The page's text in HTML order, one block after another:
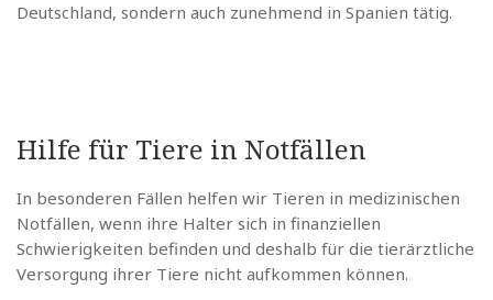
Deutschland, sondern auch zunehmend in Spanien tätig.
Hilfe für Tiere in Notfällen
In besonderen Fällen helfen wir Tieren in medizinischen
Notfällen, wenn ihre Halter sich in finanziellen
Schwierigkeiten befinden und deshalb für die tierärztliche
Versorgung ihrer Tiere nicht aufkommen können.